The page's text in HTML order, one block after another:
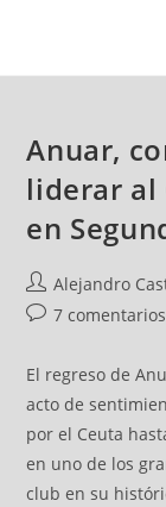
Anuar,
liderar al
en
Alejandro
7 comentarios
El regreso de
acto de
por el Ceuta
en uno de los
club en su